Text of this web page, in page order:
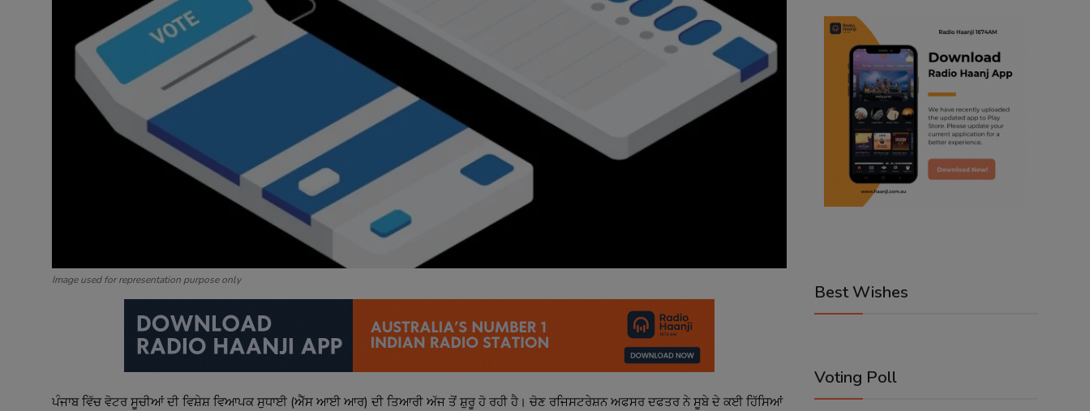
Image used for representation purpose only
ਪੰਜਾਬ ਵਿੱਚ ਵੋਟਰ ਸੂਚੀਆਂ ਦੀ ਵਿਸ਼ੇਸ਼ ਵਿਆਪਕ ਸੁਧਾਈ (ਐੱਸ ਆਈ ਆਰ) ਦੀ ਤਿਆਰੀ ਅੱਜ ਤੋਂ ਸ਼ੁਰੂ ਹੋ ਰਹੀ ਹੈ। ਚੋਣ ਰਜਿਸਟਰੇਸ਼ਨ ਅਫਸਰ ਦਫਤਰ ਨੇ ਸੂਬੇ ਦੇ ਕਈ ਹਿੱਸਿਆਂ
Best Wishes
Voting Poll